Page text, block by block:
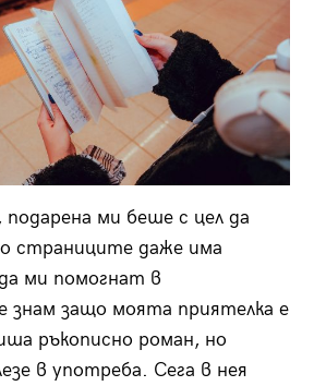
ми беше с цел да
страниците даже има
ми помогнат в
знам защо моята приятелка е
ръкописно роман, но
в употреба. Сега в нея